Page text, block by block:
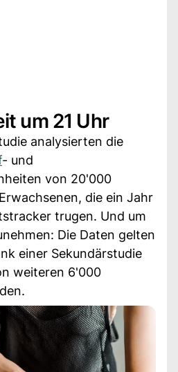
um 21 Uhr
analysierten die
- und
von 20'000
die ein Jahr
trugen. Und um
Die Daten gelten
einer Sekundärstudie
weiteren 6'000